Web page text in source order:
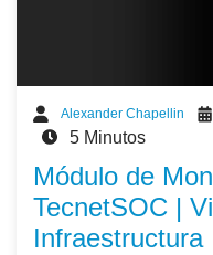
Alexander Chapellin
5 Minutos
Módulo de
TecnetSOC |
Infraestructura